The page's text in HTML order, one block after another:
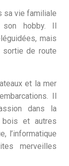
sa vie familiale
hobby. Il
mais
sortie de route
et la mer
Il
dans la
et autres
l’informatique
merveilles